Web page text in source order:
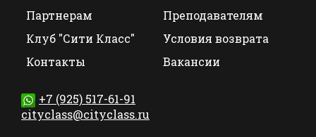
Партнерам
Преподавателям
Клуб "Сити Класс"
Условия возврата
Контакты
Вакансии
+7 (925) 517-61-91
cityclass@cityclass.ru